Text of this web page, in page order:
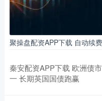
聚操盘配资APP下载 自动续
秦安配资APP下载 欧洲债
一 长期英国国债跑赢